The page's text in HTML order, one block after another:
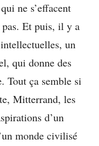
ne s’effacent
Et puis, il y a
un
qui donne des
Tout ça semble si
Mitterrand, les
d’un
monde civilisé